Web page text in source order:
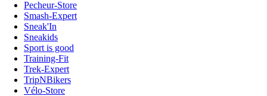
Pecheur-Store
Smash-Expert
Sneak'In
Sneakids
Sport is good
Training-Fit
Trek-Expert
TripNBikers
Vélo-Store